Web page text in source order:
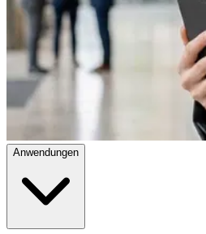
Anwendungen